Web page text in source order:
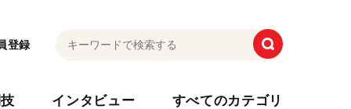
登録
インタビュー すべてのカテゴリ